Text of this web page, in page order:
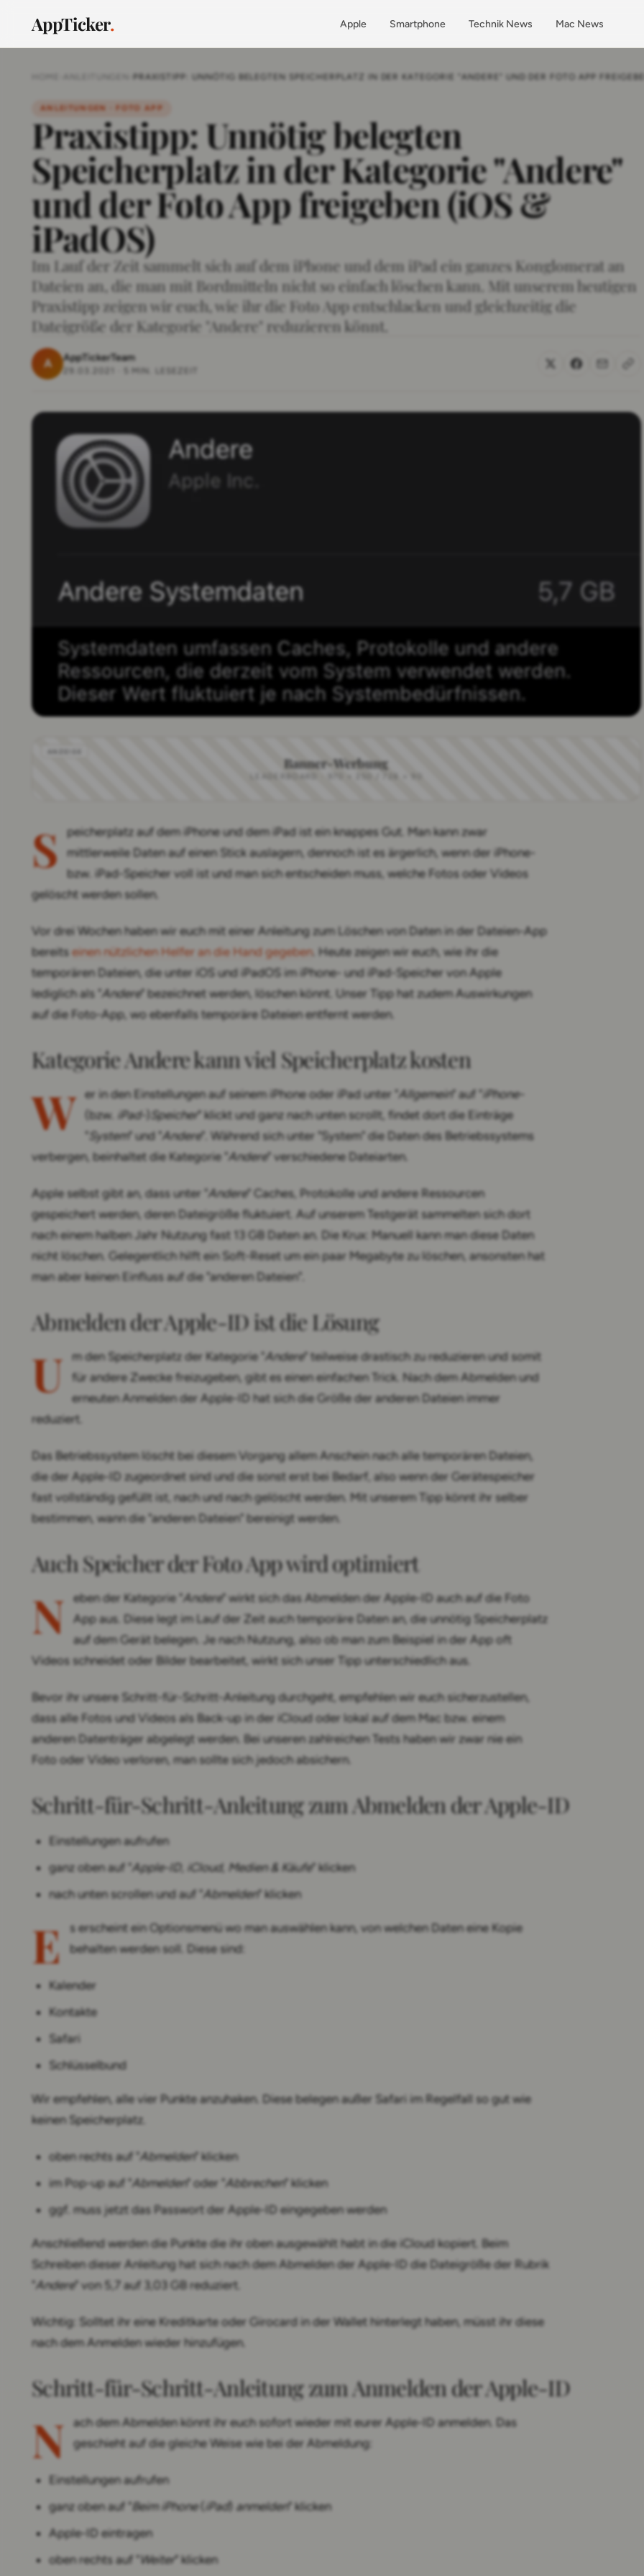
AppTicker. Apple Smartphone Technik News Mac News
PRAXISTIPP: UNNÖTIG BELEGTEN SPEICHERPLATZ IN DER KATEGORIE "ANDERE" UND DER FOTO APP
ANLEITUNGEN · FOTO APP
Praxistipp: Unnötig belegten
Speicherplatz in der Kategorie "Andere"
und der Foto App freigeben (iOS &
iPadOS)
Im Lauf der Zeit sammelt sich auf dem iPhone und dem iPad ein ganzes Konglomerat an
Dateien an, die man mit Bordmitteln nicht so einfach löschen kann. Mit unserem heutigen
Praxistipp zeigen wir euch, wie ihr die Foto App entschlacken und gleichzeitig die
Dateigröße der Kategorie "Andere" reduzieren könnt.
A AppTickerTeam
29.03.2021
Banner-Werbung
S peicherplatz auf dem iPhone und dem iPad ist ein knappes Gut. Man kann zwar
mittlerweile Daten auf einen Stick auslagern, dennoch ist es ärgerlich, wenn der iPhone-
bzw. iPad-Speicher voll ist und man sich entscheiden muss, welche Fotos oder Videos
gelöscht werden sollen.
Vor drei Wochen haben wir euch mit einer Anleitung zum Löschen von Daten in der Dateien-App
bereits einen nützlichen Helfer an die Hand gegeben. Heute zeigen wir euch, wie ihr die
temporären Dateien, die unter iOS und iPadOS im iPhone- und iPad-Speicher von Apple
lediglich als "Andere" bezeichnet werden, löschen könnt. Unser Tipp hat zudem Auswirkungen
auf die Foto-App, wo ebenfalls temporäre Dateien entfernt werden.
Kategorie Andere kann viel Speicherplatz kosten
W er in den Einstellungen auf seinem iPhone oder iPad unter "Allgemein" auf "iPhone-
(bzw. iPad- Speicher" klickt und ganz nach unten scrollt, findet dort die Einträge
" System" und "Andere". Während sich unter "System" die Daten des Betriebssystems
verbergen, beinhaltet die Kategorie "Andere" verschiedene Dateiarten.
Apple selbst gibt an, dass unter "Andere" Caches, Protokolle und andere Ressourcen
gespeichert werden, deren Dateigröße fluktuiert. Auf unserem Testgerät sammelten sich dort
nach einem halben Jahr Nutzung fast 13 GB Daten an. Die Krux: Manuell kann man diese Daten
nicht löschen. Gelegentlich hilft ein Soft-Reset um ein paar Megabyte zu löschen, ansonsten hat
man aber keinen Einfluss auf die "anderen Dateien".
Abmelden der Apple-ID ist die Lösung
U m den Speicherplatz der Kategorie "Andere" teilweise drastisch zu reduzieren und somit
für andere Zwecke freizugeben, gibt es einen einfachen Trick. Nach dem Abmelden und
erneuten Anmelden der Apple-ID hat sich die Größe der anderen Dateien immer
reduziert.
Das Betriebssystem löscht bei diesem Vorgang allem Anschein nach alle temporären Dateien,
die der Apple-ID zugeordnet sind und die sonst erst bei Bedarf, also wenn der Gerätespeicher
fast vollständig gefüllt ist, nach und nach gelöscht werden. Mit unserem Tipp könnt ihr selber
bestimmen, wann die "anderen Dateien" bereinigt werden.
Auch Speicher der Foto App wird optimiert
N eben der Kategorie "Andere" wirkt sich das Abmelden der Apple-ID auch auf die Foto
App aus. Diese legt im Lauf der Zeit auch temporäre Daten an, die unnötig Speicherplatz
auf dem Gerät belegen. Je nach Nutzung, also ob man zum Beispiel in der App oft
Videos schneidet oder Bilder bearbeitet, wirkt sich unser Tipp unterschiedlich aus.
Bevor ihr unsere Schritt-für-Schritt-Anleitung durchgeht, empfehlen wir euch sicherzustellen,
dass alle Fotos und Videos als Back-up in der iCloud oder lokal auf dem Mac bzw. einem
anderen Datenträger abgelegt werden. Bei unseren zahlreichen Tests haben wir zwar nie ein
Foto oder Video verloren, man sollte sich jedoch absichern.
Schritt-für-Schritt-Anleitung zum Abmelden der Apple-ID
Einstellungen aufrufen
ganz oben auf "Apple-ID, iCloud, Medien & Käufe" klicken
nach unten scrollen und auf "Abmelden" klicken
E
s erscheint ein Optionsmenü wo man auswählen kann, von welchen Daten eine Kopie
behalten werden soll. Diese sind:
Kalender
Kontakte
Safari
Schlüsselbund
Wir empfehlen, alle vier Punkte anzuhaken. Diese belegen außer Safari im Regelfall so gut wie
keinen Speicherplatz.
oben rechts auf "Abmelden" klicken
im Pop-up auf "Abmelden" oder "Abbrechen" klicken
ggf. muss jetzt das Passwort der Apple-ID eingegeben werden
Anschließend werden die Punkte die ihr oben ausgewählt habt in die iCloud kopiert. Beim
Schreiben dieser Anleitung hat sich nach dem Abmelden der Apple-ID die Dateigröße der Rubrik
"Andere" von 5,7 auf 3,03 GB reduziert.
Wichtig: Solltet ihr eine Kreditkarte oder Girocard in der Wallet hinterlegt haben, müsst ihr diese
nach dem Anmelden wieder hinzufügen.
Schritt-für-Schritt-Anleitung zum Anmelden der Apple-ID
N
ach dem Abmelden könnt ihr euch sofort wieder mit eurer Apple-ID anmelden. Das
geschieht auf die gleiche Weise wie bei der Abmeldung:
Einstellungen aufrufen
ganz oben auf "Beim iPhone iPad anmelden" klicken
Apple-ID eintragen
oben rechts auf "Weiter" klicken